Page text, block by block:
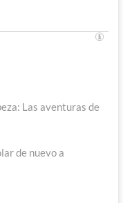
Las aventuras de
de nuevo a